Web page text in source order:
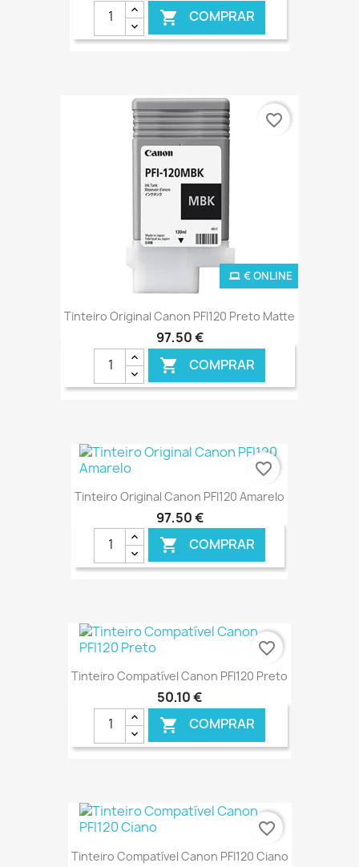
 COMPRAR
Tinteiro Original Canon PFI120 Preto Matte
97,50 €
 COMPRAR
€ ONLINE
favorite_border
Tinteiro Original Canon PFI120 Amarelo
97,50 €
 COMPRAR
favorite_border
Tinteiro Compatível Canon PFI120 Preto
50,10 €
 COMPRAR
favorite_border
Tinteiro Compatível Canon PFI120 Ciano
favorite_border